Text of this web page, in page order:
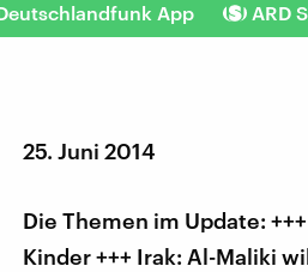
App ARD
25. Juni 2014
Die Themen im Update:
Kinder +++ Irak: Al-Maliki